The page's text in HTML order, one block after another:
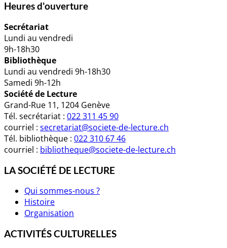
Heures d'ouverture
Secrétariat
Lundi au vendredi
9h-18h30
Bibliothèque
Lundi au vendredi 9h-18h30
Samedi 9h-12h
Société de Lecture
Grand-Rue 11, 1204 Genève
Tél. secrétariat : 022 311 45 90
courriel : secretariat@societe-de-lecture.ch
Tél. bibliothèque : 022 310 67 46
courriel : bibliotheque@societe-de-lecture.ch
LA SOCIÉTÉ DE LECTURE
Qui sommes-nous ?
Histoire
Organisation
ACTIVITÉS CULTURELLES